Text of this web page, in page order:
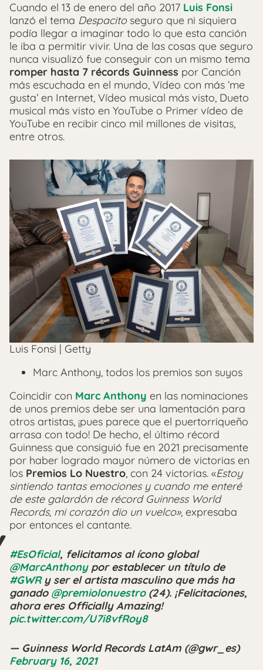
Cuando el 13 de enero del año 2017 Luis Fonsi
lanzó el tema Despacitoseguro que ni siquiera
podía llegar a imaginar todo lo que esta canción
le iba a permitir vivir. Una de las cosas que seguro
nunca visualizó fue conseguir con un mismo tema
romper hasta 7 récords Guinness por Canción
más escuchada en el mundo, Vídeo con más ‘me
gusta’ en Internet, Vídeo musical más visto, Dueto
musical más visto en YouTube o Primer vídeo de
YouTube en recibir cinco mil millones de visitas,
entre otros.
Luis Fonsi | Getty
Marc Anthony, todos los premios son suyos
Coincidir con Marc Anthony en las nominaciones
de unos premios debe ser una lamentación para
otros artistas, ¡pues parece que el puertorriqueño
arrasa con todo! De hecho, el último récord
Guinness que consiguió fue en 2021 precisamente
por haber logrado mayor número de victorias en
los Premios Lo Nuestro, con 24 victorias. «Estoy
sintiendo tantas emociones y cuando me enteré
de este galardón de récord Guinness World
Records, mi corazón dio un vuelco», expresaba
por entonces el cantante.
#EsOficial, felicitamos al ícono global
@MarcAnthonypor establecer un título de
#GWRy ser el artista masculino que más ha
ganado @premiolonuestro(24). ¡Felicitaciones,
ahora eres Officially Amazing!
pic.twitter.com/U7i8vfRoy8
— Guinness World Records LatAm (@gwr_es)
February 16, 2021